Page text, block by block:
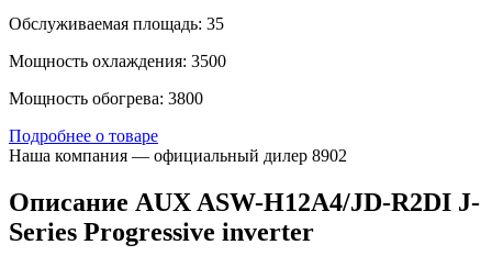
Обслуживаемая площадь: 35
Мощность охлаждения: 3500
Мощность обогрева: 3800
Подробнее о товаре
Наша компания — официальный дилер 8902
Описание AUX ASW-H12A4/JD-R2DI J-
Series Progressive inverter